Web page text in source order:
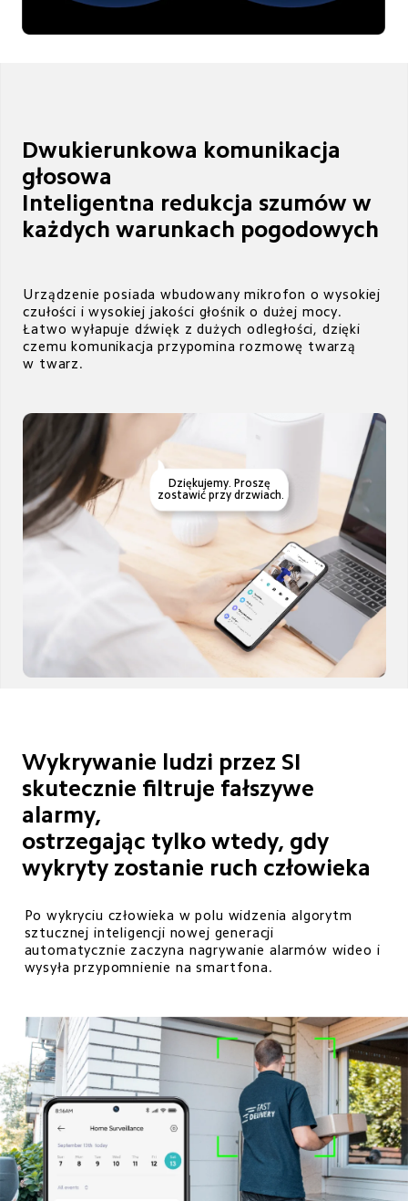
Dwukierunkowa komunikacja
głosowa
Inteligentna redukcja szumów w
każdych warunkach pogodowych
Urządzenie posiada wbudowany mikrofon o wysokiej
czułości i wysokiej jakości głośnik o dużej mocy.
Łatwo wyłapuje dźwięk z dużych odległości, dzięki
czemu komunikacja przypomina rozmowę twarzą
w twarz.
Dziękujemy. Proszę
zostawić przy drzwiach.
Wykrywanie ludzi przez SI
skutecznie filtruje fałszywe
alarmy,
ostrzegając tylko wtedy, gdy
wykryty zostanie ruch człowieka
Po wykryciu człowieka w polu widzenia algorytm
sztucznej inteligencji nowej generacji
automatycznie zaczyna nagrywanie alarmów wideo i
wysyła przypomnienie na smartfona.